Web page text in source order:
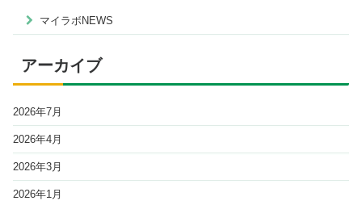
マイラボNEWS
アーカイブ
2026年7月
2026年4月
2026年3月
2026年1月